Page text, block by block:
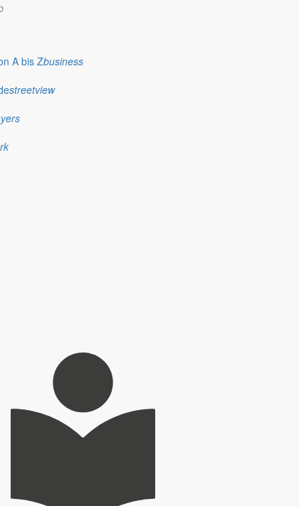
A bis Zbusiness
streetview
14. April 2022 in Zittau zur Einsichtnahme aus.
werden. Der Grenztermin ist am 14. März 2022.
Hier nun die redaktionelle Wiedergabe.
erlassen. Betroffen ist u.a. der gesamte Landkreis Görlitz.